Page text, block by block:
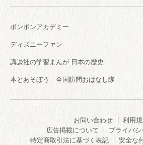
ボンボンアカデミー
ディズニーファン
講談社の学習まんが 日本の歴史
本とあそぼう 全国訪問おはなし隊
お問い合わせ
利用
広告掲載について
プライバ
特定商取引法に基づく表記
安全な